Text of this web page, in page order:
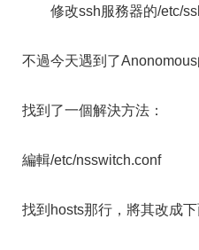
修改ssh服務器的/etc/
不過今天遇到了Anonomous
找到了一個解決方法：
編輯/etc/nsswitch.conf
找到hosts那行，將其改成下